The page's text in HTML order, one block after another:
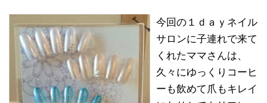
今回の１ｄａｙネイル
サロンに子連れで来て
くれたママさんは、
久々にゆっくりコーヒ
ーも飲めて爪もキレイ